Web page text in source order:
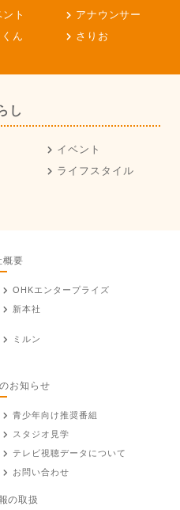
ト
アナウンサー
ん さりお
し
イベント
ライフスタイル
概要
OHKエンタープライズ
新本社
ミルン
お知らせ
青少年向け推奨番組
スタジオ見学
テレビ視聴データについて
お問い合わせ
の取扱